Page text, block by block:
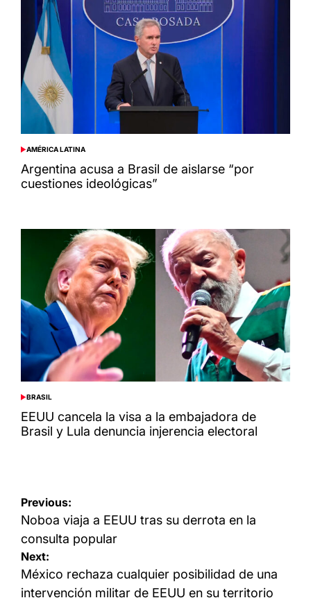
POSTED
IN
AMÉRICA LATINA
Argentina acusa a Brasil de aislarse “por
cuestiones ideológicas”
POSTED
IN
BRASIL
EEUU cancela la visa a la embajadora de
Brasil y Lula denuncia injerencia electoral
Navegación
de
entradas
Previous:
Noboa viaja a EEUU tras su derrota en la
consulta popular
Next:
México rechaza cualquier posibilidad de una
intervención militar de EEUU en su territorio